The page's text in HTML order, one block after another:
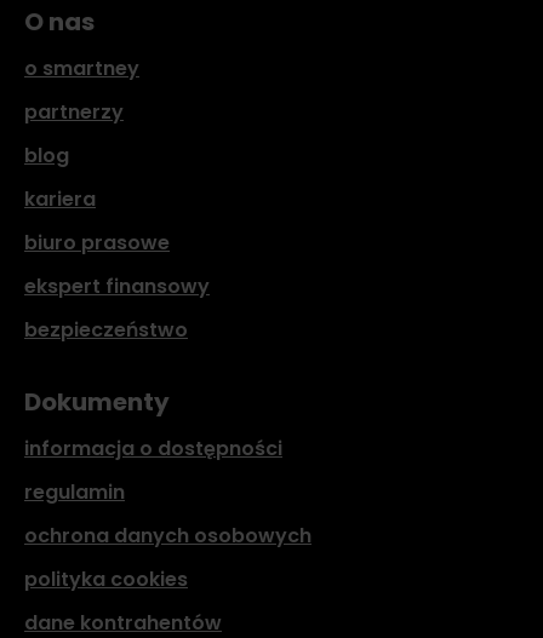
O nas
o smartney
partnerzy
blog
kariera
biuro prasowe
ekspert finansowy
bezpieczeństwo
Dokumenty
informacja o dostępności
regulamin
ochrona danych osobowych
polityka cookies
dane kontrahentów